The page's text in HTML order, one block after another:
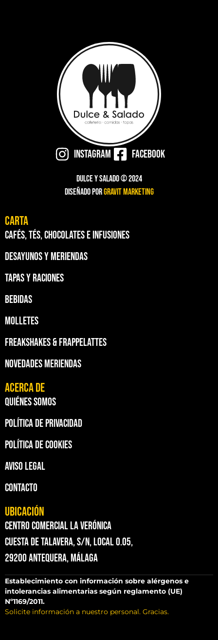
Instagram Facebook
Dulce y Salado © 2024
Diseñado porGravit Marketing
Carta
Cafés, tés, chocolates e infusiones
Desayunos y meriendas
Tapas y raciones
Bebidas
Molletes
Freakshakes & Frappelattes
Novedades meriendas
Acerca de
Quiénes somos
Política de privacidad
Política de cookies
Aviso legal
Contacto
Ubicación
Centro Comercial La Verónica
Cuesta de Talavera, S/N, Local 0.05,
29200 Antequera, Málaga
Establecimiento con información sobre alérgenos e
intolerancias alimentarias según reglamento (UE)
Nº1169/2011.
Solicite información a nuestro personal. Gracias.